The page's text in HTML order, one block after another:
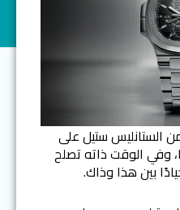
الستانليس ستيل على
وفي الوقت ذاته تصلح
بين هذا وذاك.